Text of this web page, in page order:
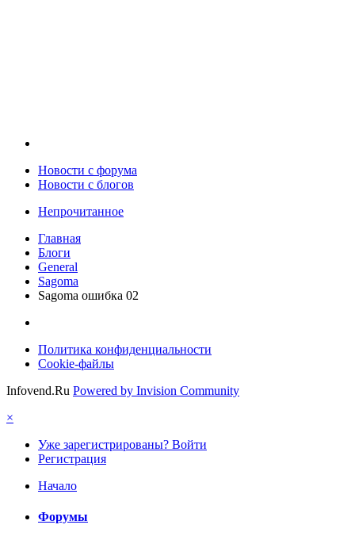
Новости c форума
Новости с блогов
Непрочитанное
Главная
Блоги
General
Sagoma
Sagoma ошибка 02
Политика конфиденциальности
Cookie-файлы
Infovend.Ru Powered by Invision Community
×
Уже зарегистрированы? Войти
Регистрация
Начало
Форумы